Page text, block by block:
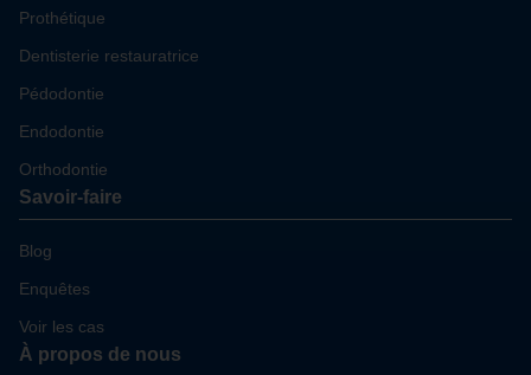
Prothétique
Dentisterie restauratrice
Pédodontie
Endodontie
Orthodontie
Savoir-faire
Blog
Enquêtes
Voir les cas
À propos de nous